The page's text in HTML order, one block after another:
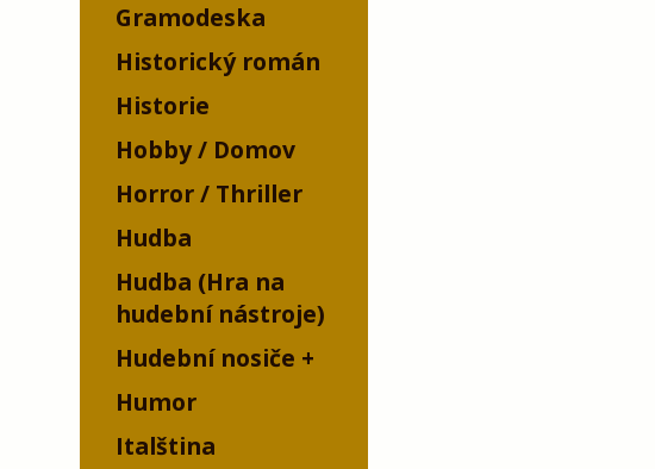
Gramodeska
Historický román
Historie
Hobby / Domov
Horror / Thriller
Hudba
Hudba (Hra na
hudební nástroje)
Hudební nosiče
Humor
Italština